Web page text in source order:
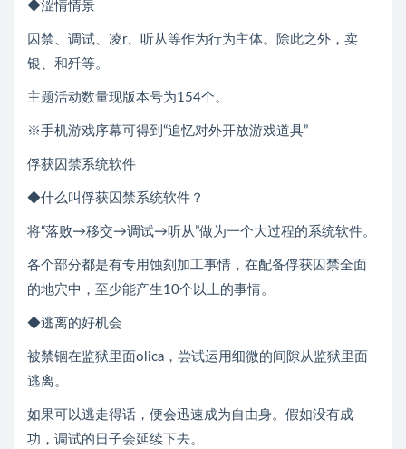
◆涩情情景
囚禁、调试、凌r、听从等作为行为主体。除此之外，卖
银、和歼等。
主题活动数量现版本号为154个。
※手机游戏序幕可得到“追忆对外开放游戏道具”
俘获囚禁系统软件
◆什么叫俘获囚禁系统软件？
将“落败→移交→调试→听从”做为一个大过程的系统软件。
各个部分都是有专用蚀刻加工事情，在配备俘获囚禁全面
的地穴中，至少能产生10个以上的事情。
◆逃离的好机会
被禁锢在监狱里面olica，尝试运用细微的间隙从监狱里面
逃离。
如果可以逃走得话，便会迅速成为自由身。假如没有成
功，调试的日子会延续下去。